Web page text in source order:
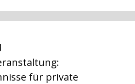
für private